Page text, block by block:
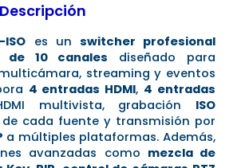
Descripción
es un switcher profesional
10 canales diseñado para
streaming y eventos
4 entradas HDMI, 4 entradas
multivista, grabación ISO
cada fuente y transmisión por
a múltiples plataformas. Además,
avanzadas como mezcla de